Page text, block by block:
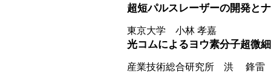
超短パルスレーザーの開発と
東京大学 小林 孝嘉
光コムによるヨウ素分子超微
産業技術総合研究所 洪 鋒雷